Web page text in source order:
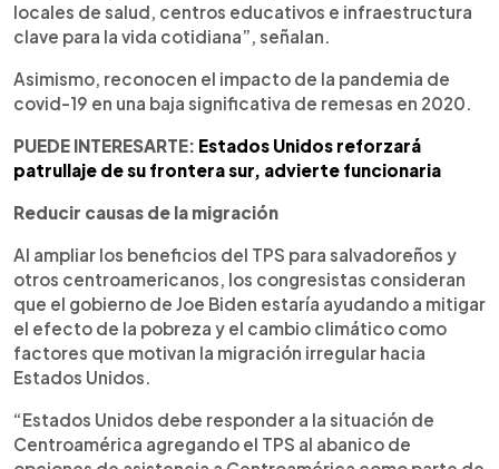
locales de salud, centros educativos e infraestructura
clave para la vida cotidiana”, señalan.
Asimismo, reconocen el impacto de la pandemia de
covid-19 en una baja significativa de remesas en 2020.
PUEDE INTERESARTE: Estados Unidos reforzará
patrullaje de su frontera sur, advierte funcionaria
Reducir causas de la migración
Al ampliar los beneficios del TPS para salvadoreños y
otros centroamericanos, los congresistas consideran
que el gobierno de Joe Biden estaría ayudando a mitigar
el efecto de la pobreza y el cambio climático como
factores que motivan la migración irregular hacia
Estados Unidos.
“Estados Unidos debe responder a la situación de
Centroamérica agregando el TPS al abanico de